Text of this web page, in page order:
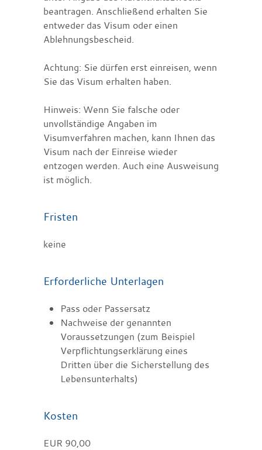
beantragen. Anschließend erhalten Sie
entweder das Visum oder einen
Ablehnungsbescheid.
Achtung: Sie dürfen erst einreisen, wenn
Sie das Visum erhalten haben.
Hinweis: Wenn Sie falsche oder
unvollständige Angaben im
Visumverfahren machen, kann Ihnen das
Visum nach der Einreise wieder
entzogen werden. Auch eine Ausweisung
ist möglich.
Fristen
keine
Erforderliche Unterlagen
Pass oder Passersatz
Nachweise der genannten
Voraussetzungen (zum Beispiel
Verpflichtungserklärung eines
Dritten über die Sicherstellung des
Lebensunterhalts)
Kosten
EUR 90,00